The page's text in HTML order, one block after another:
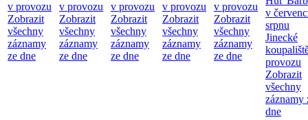
v provozu
Zobrazit
všechny
záznamy
ze dne
v provozu
Zobrazit
všechny
záznamy
ze dne
v provozu
Zobrazit
všechny
záznamy
ze dne
v provozu
Zobrazit
všechny
záznamy
ze dne
v provozu
Zobrazit
všechny
záznamy
ze dne
v
srpnu
Jinecké
provozu
Zobrazit
všechny
záznamy
dne